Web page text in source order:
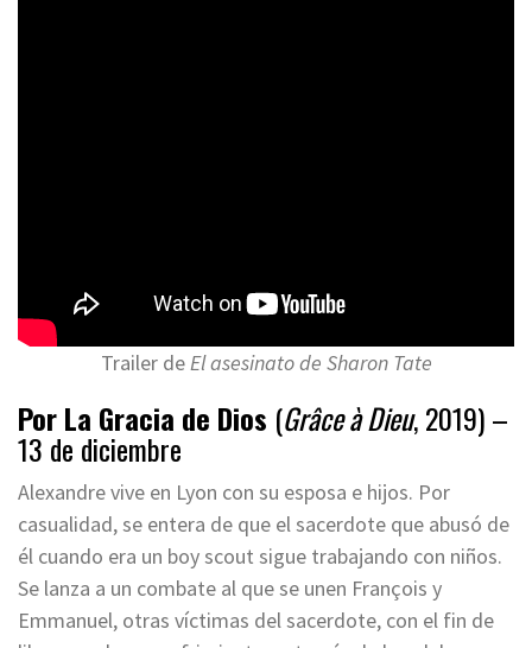
Trailer deEl asesinato de Sharon Tate
Por La Gracia de Dios (Grâce à Dieu, 2019) –
13 de diciembre
Alexandre vive en Lyon con su esposa e hijos. Por
casualidad, se entera de que el sacerdote que abusó de
él cuando era un boy scout sigue trabajando con niños.
Se lanza a un combate al que se unen François y
Emmanuel, otras víctimas del sacerdote, con el fin de